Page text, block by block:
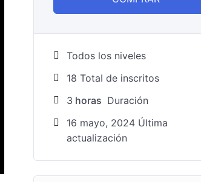
Todos los niveles
18 TotaI de inscritos
3 horas Duración
16 mayo, 2024 Última
actualización